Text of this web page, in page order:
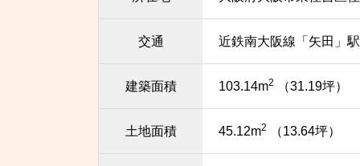
交通 近鉄南大阪線「矢田」
建築面積 103.14m2 （31.19坪）
土地面積 45.12m2 （13.64坪）